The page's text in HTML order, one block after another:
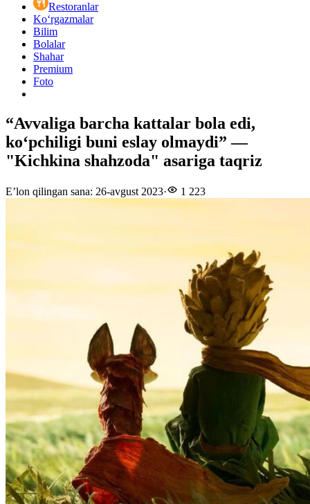
Restoranlar
Ko‘rgazmalar
Bilim
Bolalar
Shahar
Premium
Foto
“Avvaliga barcha kattalar bola edi,
ko‘pchiligi buni eslay olmaydi” —
"Kichkina shahzoda" asariga taqriz
E’lon qilingan sana: 26-avgust 2023· 1 223